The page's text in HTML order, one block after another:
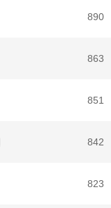
890
863
851
842
823